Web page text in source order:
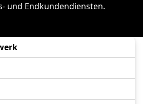
und Endkundendiensten.